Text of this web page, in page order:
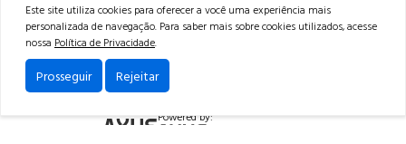
CENTRAL DE FERRAMENTAS GMR LTDA
CNPJ: 07.404.480/0001-03
Av. Perimetral Bruno Segalla, 11039
Cep: 95098-752 - Caxias do Sul-RS
Powered by:
Este site utiliza cookies para oferecer a você uma experiência mais
personalizada de navegação. Para saber mais sobre cookies utilizados, acesse
nossa Política de Privacidade.
Prosseguir Rejeitar